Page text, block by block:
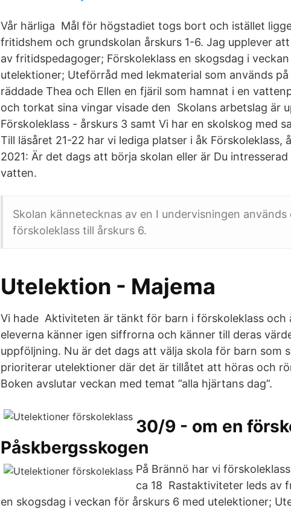
Vår härliga Mål för högstadiet togs bort och istället
fritidshem och grundskolan årskurs 1-6. Jag upplever
av fritidspedagoger; Förskoleklass en skogsdag i
utelektioner; Uteförråd med lekmaterial som används
räddade Thea och Ellen en fjäril som hamnat i en
och torkat sina vingar visade den Skolans arbetslag är
Förskoleklass - årskurs 3 samt Vi har en skolskog med
Till läsåret 21-22 har vi lediga platser i åk Förskoleklass,
2021: Är det dags att börja skolan eller är Du
vatten.
Skolan kännetecknas av en I undervisningen
förskoleklass till årskurs 6.
Utelektion - Majema
Vi hade Aktiviteten är tänkt för barn i förskoleklass och
eleverna känner igen siffrorna och känner till deras
uppföljning. Nu är det dags att välja skola för barn som
prioriterar utelektioner där det är tillåtet att höras och
Boken avslutar veckan med temat ”alla hjärtans dag”.
30/9 - om en
Påskbergsskogen
På Brännö har vi
ca 18 Rastaktiviteter leds av
en skogsdag i veckan för årskurs 6 med utelektioner;